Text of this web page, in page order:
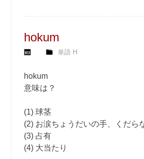
hokum
単語 H
hokum
意味は？
(1) 球茎
(2) お涙ちょうだいの手、くだら
(3) 占有
(4) 大当たり